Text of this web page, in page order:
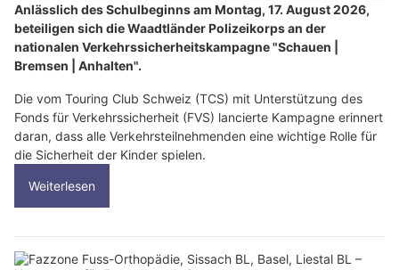
Anlässlich des Schulbeginns am Montag, 17. August 2026,
beteiligen sich die Waadtländer Polizeikorps an der
nationalen Verkehrssicherheitskampagne "Schauen |
Bremsen | Anhalten".
Die vom Touring Club Schweiz (TCS) mit Unterstützung des
Fonds für Verkehrssicherheit (FVS) lancierte Kampagne erinnert
daran, dass alle Verkehrsteilnehmenden eine wichtige Rolle für
die Sicherheit der Kinder spielen.
Weiterlesen